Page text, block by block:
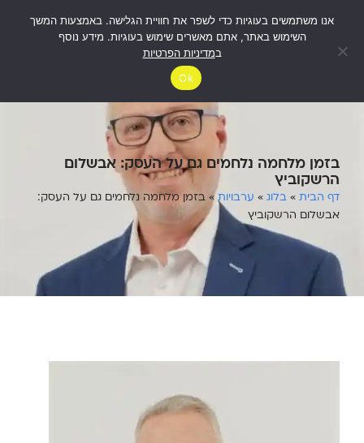
לבדיקת
בזמן מלחמה נלחמים גם על העסק: אבשלום
הרשקוביץ
דף הבית » בלוג » ערבויות » בזמן מלחמה נלחמים גם על העסק:
אבשלום הרשקוביץ
אנו משתמשים בעוגיות כדי לשפר את חוויית הגלישה. באמצעות המשך
השימוש באתר, אתם מאשרים שימוש בעוגיות. מידע נוסף
במדיניות הפרטיות
Ok